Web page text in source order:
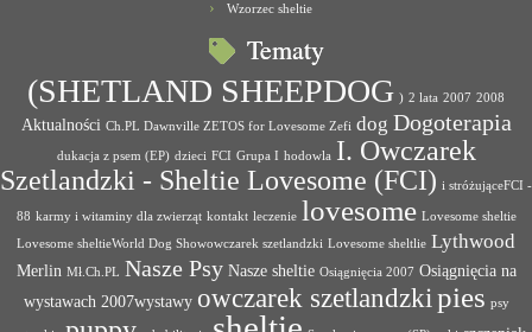
Wzorzec sheltie
Tematy
(SHETLAND SHEEPDOG ) 2 lata 2007 2008
Aktualności Ch.PL Dawnville ZETOS for Lovesome Zefi dog Dogoterapia
dukacja z psem (EP) dzieci FCI Grupa I hodowla I. Owczarek
Szetlandzki - Sheltie Lovesome (FCI) i stróżująceFCI -
88 karmy i witaminy dla zwierząt kontakt leczenie lovesome Lovesome sheltie
Lovesome sheltieWorld Dog Showowczarek szetlandzki Lovesome sheltlie Lythwood
Merlin Mł.Ch.PL Nasze Psy Nasze sheltie Osiągnięcia 2007 Osiągnięcia na
wystawach 2007wystawy owczarek szetlandzkipies psy